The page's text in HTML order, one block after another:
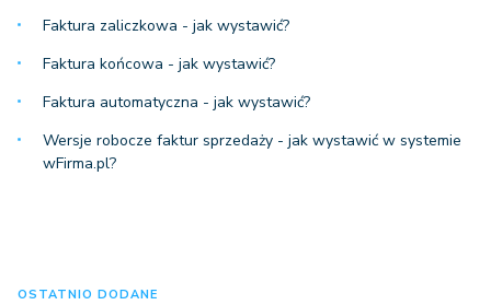
Faktura zaliczkowa - jak wystawić?
Faktura końcowa - jak wystawić?
Faktura automatyczna - jak wystawić?
Wersje robocze faktur sprzedaży - jak wystawić w systemie
wFirma.pl?
OSTATNIO DODANE